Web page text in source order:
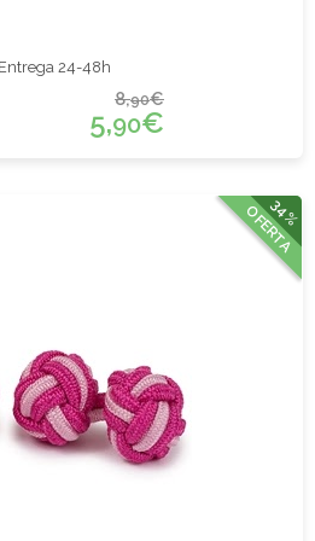
24-48h
8,90€
5,90€
34%
OFERTA